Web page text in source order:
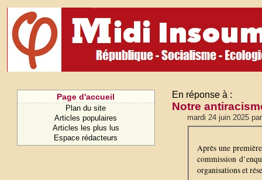
Page d'accueil
Plan du site
Articles populaires
Articles les plus lus
Espace rédacteurs
En réponse à :
Notre
mardi 24 juin 2025
Après une
commission
organisations et